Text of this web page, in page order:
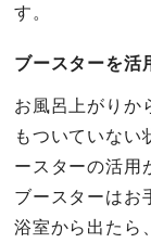
す。
ブースターを活
お風呂上がりか
もついていない
ースターの活用
ブースターはお
浴室から出たら